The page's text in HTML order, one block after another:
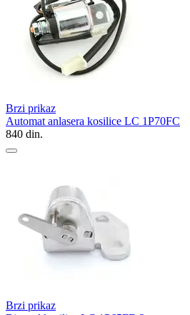
Brzi prikaz
Automat anlasera kosilice LC 1P70FC
840 din.
Brzi prikaz